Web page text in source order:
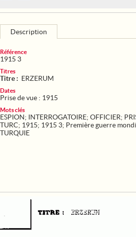
Description
Référence
1915 3
Titres
Titre : ERZERUM
Dates
Prise de vue : 1915
Mots clés
ESPION; INTERROGATOIRE; OFFICIER;
TURC; 1915; 1915 3; Première guerre
TURQUIE